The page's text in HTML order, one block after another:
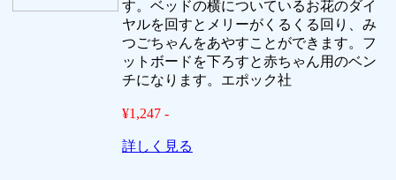
す。ベッドの横についているお花のダイ
ヤルを回すとメリーがくるくる回り、み
つごちゃんをあやすことができます。フ
ットボードを下ろすと赤ちゃん用のベン
チになります。エポック社
¥1,247 -
詳しく見る